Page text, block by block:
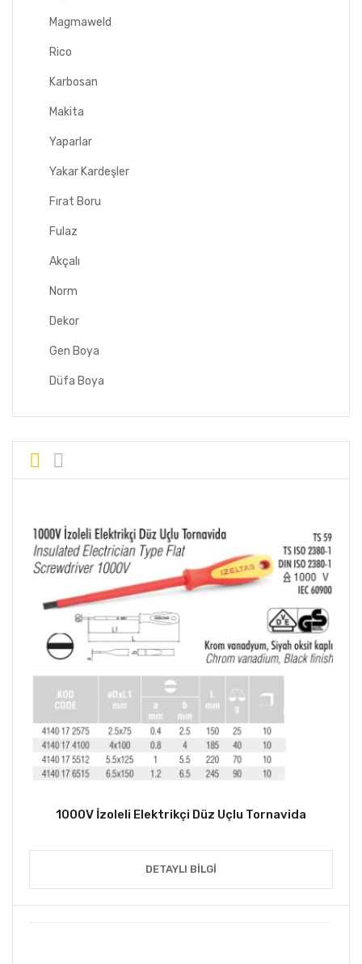
Magmaweld
Rico
Karbosan
Makita
Yaparlar
Yakar Kardeşler
Fırat Boru
Fulaz
Akçalı
Norm
Dekor
Gen Boya
Düfa Boya
1000V İzoleli Elektrikçi Düz Uçlu Tornavida
DETAYLI BILGI